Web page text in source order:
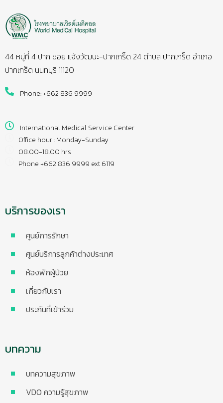
44 หมู่ที่ 4 ปาก ซอย แจ้งวัฒนะ-ปากเกร็ด 24 ตำบล ปากเกร็ด อำเภอ
ปากเกร็ด นนทบุรี 11120
Phone: +662 836 9999
International Medical Service Center
Office hour : Monday-Sunday
08.00-18.00 hrs
Phone +662 836 9999 ext 6119
บริการของเรา
ศูนย์การรักษา
ศูนย์บริการลูกค้าต่างประเทศ
ห้องพักผู้ป่วย
เกี่ยวกับเรา
ประกันที่เข้าร่วม
บทความ
บทความสุขภาพ
VDO ความรู้สุขภาพ